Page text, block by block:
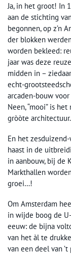
Ja, in het groot! In
aan de stichting
begonnen, op z’n
der blokken
worden bekleed:
jaar was deze
midden in –
echt-
arcaden-bouw
Neen, “mooi” is
gròòte architectuur.
En het
haast in de
in aanbouw, bij de
Markthallen
groei…!
Om Amsterdam
in wijde boog de
eeuw: de bijna
van het àl te
van een deel van